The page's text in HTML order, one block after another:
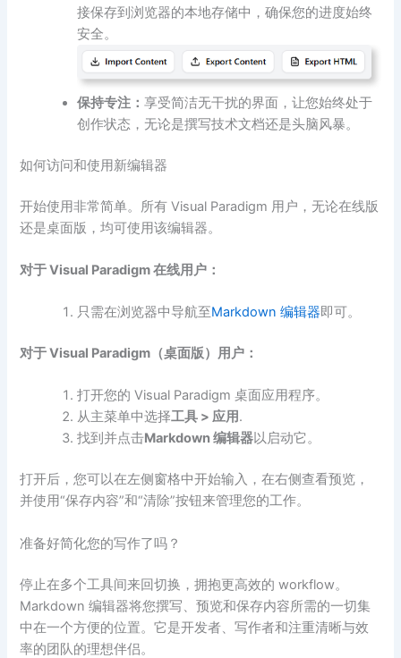
接保存到浏览器的本地存储中，确保您的进度始终
安全。
保持专注：享受简洁无干扰的界面，让您始终处于
创作状态，无论是撰写技术文档还是头脑风暴。
如何访问和使用新编辑器
开始使用非常简单。所有 Visual Paradigm 用户，无论在线版
还是桌面版，均可使用该编辑器。
对于 Visual Paradigm 在线用户：
只需在浏览器中导航至Markdown 编辑器即可。
对于 Visual Paradigm（桌面版）用户：
打开您的 Visual Paradigm 桌面应用程序。
从主菜单中选择工具 > 应用.
找到并点击Markdown 编辑器以启动它。
打开后，您可以在左侧窗格中开始输入，在右侧查看预览，
并使用“保存内容”和“清除”按钮来管理您的工作。
准备好简化您的写作了吗？
停止在多个工具间来回切换，拥抱更高效的 workflow。
Markdown 编辑器将您撰写、预览和保存内容所需的一切集
中在一个方便的位置。它是开发者、写作者和注重清晰与效
率的团队的理想伴侣。